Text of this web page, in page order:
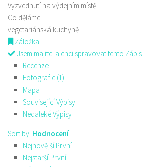
Vyzvednutí na výdejním místě
Co děláme
vegetariánská kuchyně
Záložka
Jsem majitel a chci spravovat tento Zápis
Recenze
Fotografie (1)
Mapa
Související Výpisy
Nedaleké Výpisy
Sort by: Hodnocení
Nejnovější První
Nejstarší První